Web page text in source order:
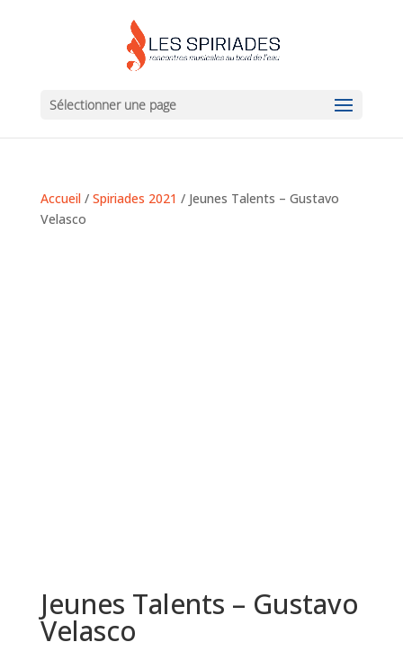
Sélectionner une page
Accueil/ Spiriades 2021 / Jeunes Talents – Gustavo
Velasco
Jeunes Talents – Gustavo
Velasco